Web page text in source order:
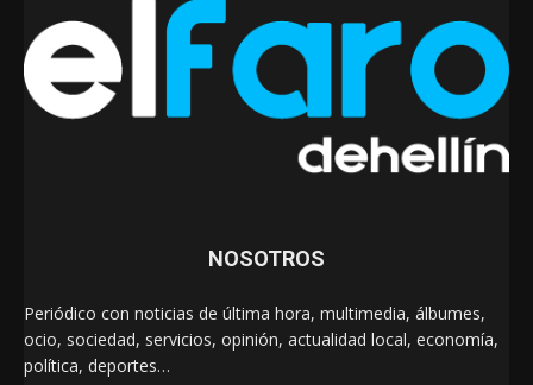
NOSOTROS
Periódico con noticias de última hora, multimedia, álbumes,
ocio, sociedad, servicios, opinión, actualidad local, economía,
política, deportes…